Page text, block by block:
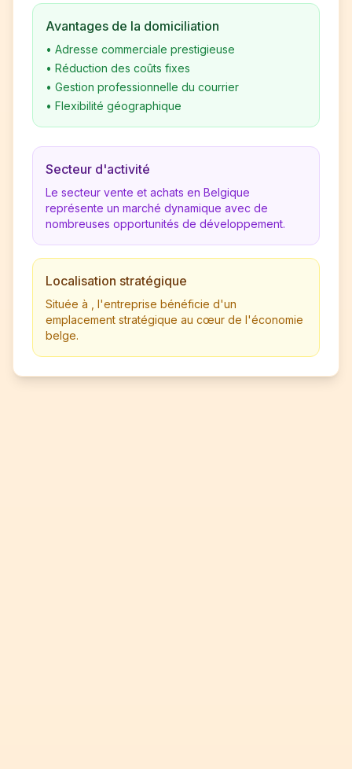
Avantages de la domiciliation
• Adresse commerciale prestigieuse
• Réduction des coûts fixes
• Gestion professionnelle du courrier
• Flexibilité géographique
Secteur d'activité
Le secteur vente et achats en Belgique
représente un marché dynamique avec de
nombreuses opportunités de développement.
Localisation stratégique
Située à , l'entreprise bénéficie d'un
emplacement stratégique au cœur de l'économie
belge.